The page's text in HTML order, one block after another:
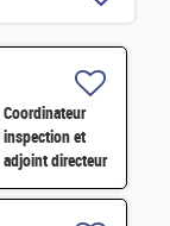
Coordinateur
inspection et
adjoint directeur
qualité/inspection